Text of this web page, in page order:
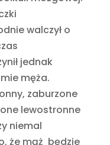
walczył o
jednak
męża.
zaburzone
lewostronne
niemal
że mąż będzie